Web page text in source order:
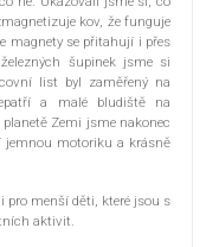
kov, že funguje
magnety se přitahují i přes
šupinek jsme si
list byl zaměřený na
a malé bludiště na
Zemi jsme nakonec
jemnou motoriku a krásně
menší děti, které jsou s
aktivit.